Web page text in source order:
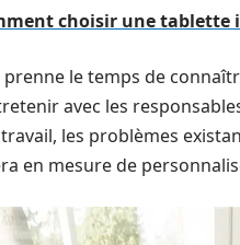
choisir une tablette
prenne le temps de
avec les
les problèmes
en mesure de